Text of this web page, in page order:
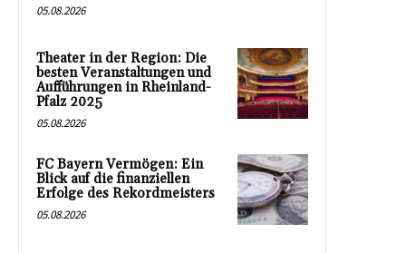
05.08.2026
Theater in der Region: Die
besten Veranstaltungen und
Aufführungen in Rheinland-
Pfalz 2025
05.08.2026
FC Bayern Vermögen: Ein
Blick auf die finanziellen
Erfolge des Rekordmeisters
05.08.2026